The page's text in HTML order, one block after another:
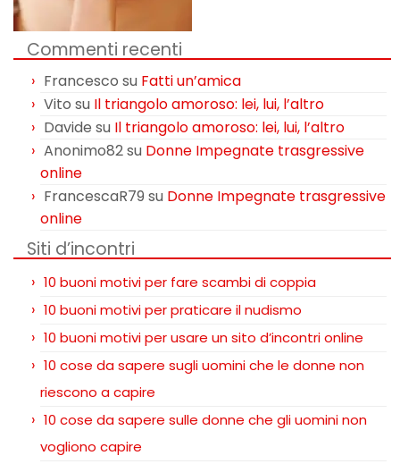
Commenti recenti
Francesco su Fatti un’amica
Vito su Il triangolo amoroso: lei, lui, l’altro
Davide su Il triangolo amoroso: lei, lui, l’altro
Anonimo82su Donne Impegnate trasgressive
online
FrancescaR79 su Donne Impegnate trasgressive
online
Siti d’incontri
10 buoni motivi per fare scambi di coppia
10 buoni motivi per praticare il nudismo
10 buoni motivi per usare un sito d’incontri online
10 cose da sapere sugli uomini che le donne non
riescono a capire
10 cose da sapere sulle donne che gli uomini non
vogliono capire